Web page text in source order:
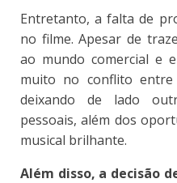
Entretanto, a falta de
no filme. Apesar de
ao mundo comercial e
muito no conflito entre
deixando de lado
pessoais, além dos
musical brilhante.
Além disso, a decisão